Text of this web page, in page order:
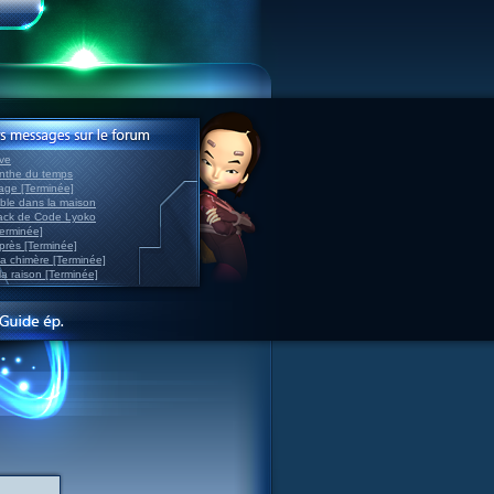
du temps
[Terminée]
dans la maison
de Code Lyoko
[Terminée]
chimère [Terminée]
raison [Terminée]